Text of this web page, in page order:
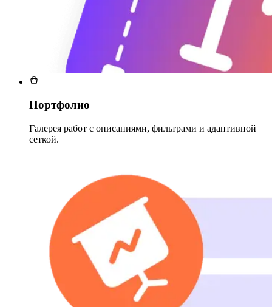
Портфолио
Галерея работ с описаниями, фильтрами и адаптивной
сеткой.